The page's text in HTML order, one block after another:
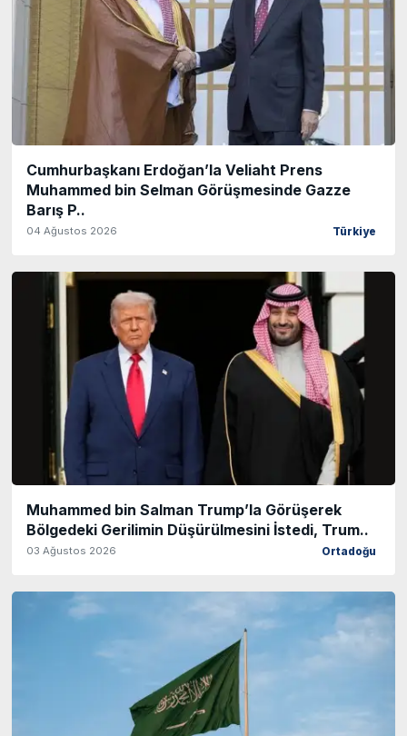
Cumhurbaşkanı Erdoğan’la Veliaht Prens
Muhammed bin Selman Görüşmesinde Gazze
Barış P..
04 Ağustos 2026 Türkiye
Muhammed bin Salman Trump’la Görüşerek
Bölgedeki Gerilimin Düşürülmesini İstedi, Trum..
03 Ağustos 2026 Ortadoğu